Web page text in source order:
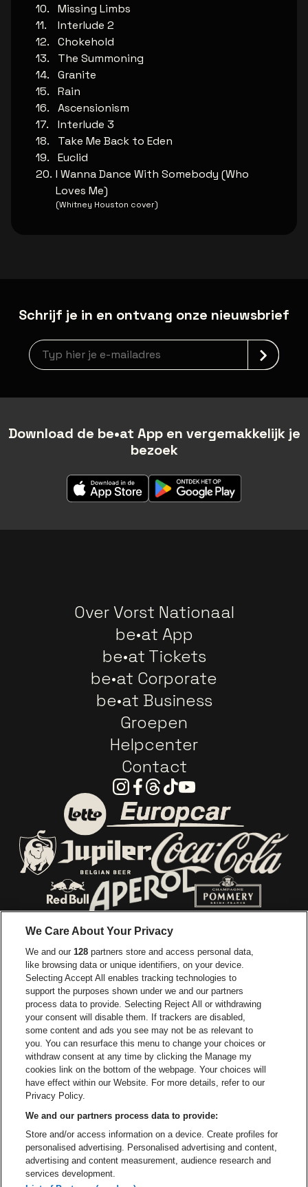
Missing Limbs
Interlude 2
Chokehold
The Summoning
Granite
Rain
Ascensionism
Interlude 3
Take Me Back to Eden
Euclid
I Wanna Dance With Somebody (Who
Loves Me)
(Whitney Houston cover)
Schrijf je in en ontvang onze nieuwsbrief
Nieuwsbrief aanmelding
Download de be•at App en vergemakkelijk je
bezoek
Over Vorst Nationaal
be•at App
be•at Tickets
be•at Corporate
be•at Business
Groepen
Helpcenter
Contact
Instagram
Facebook
Threads
TiktokYoutube
Ga naar de website van Lotto
Ga naar de website van
Ga naar de website van JupilerGa naar de
Ga naar de website van Red BullGa naar de
Ga naar de website van Het logo van
Ga naar de
Ga naar de website van Croky
Ga naar de website van
Ga naar de website van Le Soir
Ga naar de
Ga naar de website van
Vorst Nationaal is een deel van be•at
Vorst Nationaal
Be-At Venues
Schijnpoortweg 119, 2170 Antwerpen
BTW (BE) 0461.051.688 - RPR Antwerpen
BNP Paribas Fortis - IBAN: BE93 2200 4925 0067 - BIC:
We Care About Your Privacy
We and our128 partners store and access personal data,
like browsing data or unique identifiers, on your device.
Selecting Accept All enables tracking technologies to
support the purposes shown under we and our partners
process data to provide. Selecting Reject All or withdrawing
your consent will disable them. If trackers are disabled,
some content and ads you see may not be as relevant to
you. You can resurface this menu to change your choices or
withdraw consent at any time by clicking the Manage my
cookies link on the bottom of the webpage. Your choices will
have effect within our Website. For more details, refer to our
Privacy Policy.
We and our partners process data to provide:
Store and/or access information on a device. Create profiles for
personalised advertising. Personalised advertising and content,
advertising and content measurement, audience research and
services development.